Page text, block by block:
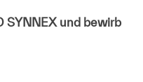
SYNNEX und bewirb